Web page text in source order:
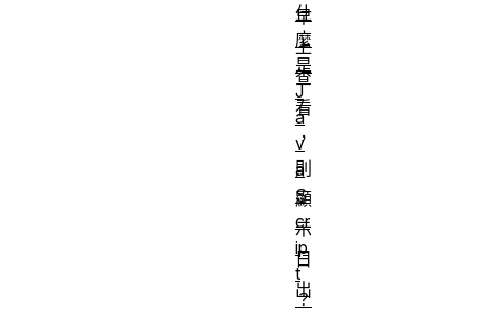
早
上
查
看
，
則
顯
示
日
出
什
麼
是
J
a
v
a
S
cr
ip
t
？